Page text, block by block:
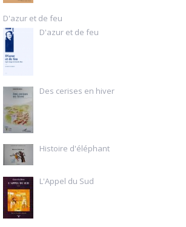
D'azur et de feu
D'azur et de feu
Des cerises en hiver
Histoire d'éléphant
L'Appel du Sud